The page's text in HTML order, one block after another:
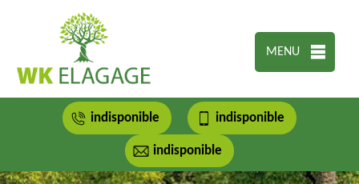
MENU
indisponible indisponible
indisponible